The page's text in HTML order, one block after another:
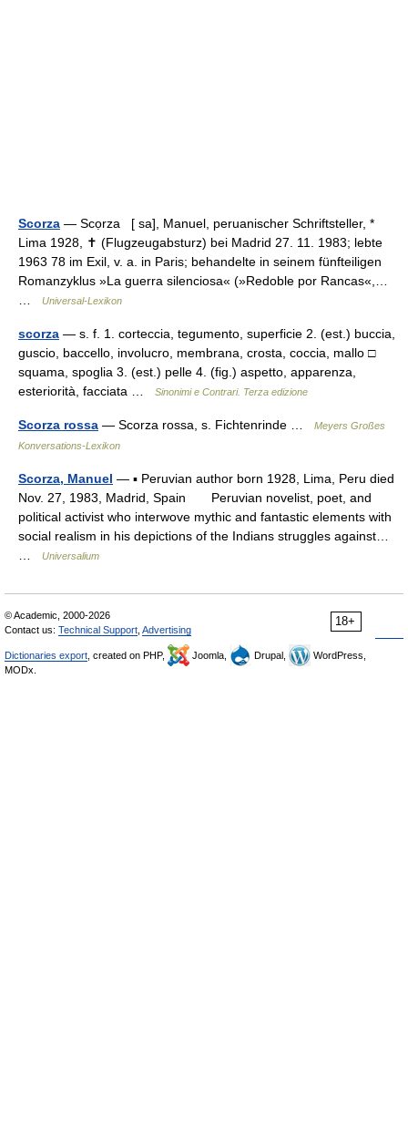
Scorza — Scọrza [ sa], Manuel, peruanischer Schriftsteller, *
Lima 1928, ✝ (Flugzeugabsturz) bei Madrid 27. 11. 1983; lebte
1963 78 im Exil, v. a. in Paris; behandelte in seinem fünfteiligen
Romanzyklus »La guerra silenciosa« (»Redoble por Rancas«,…
Universal-Lexikon
scorza — s. f. 1. corteccia, tegumento, superficie 2. (est.) buccia,
guscio, baccello, involucro, membrana, crosta, coccia, mallo □
squama, spoglia 3. (est.) pelle 4. (fig.) aspetto, apparenza,
esteriorità, facciata …
Sinonimi e Contrari. Terza edizione
Scorza rossa — Scorza rossa, s. Fichtenrinde …
Meyers Großes
Konversations-Lexikon
Scorza, Manuel — ▪ Peruvian author born 1928, Lima, Peru died
Nov. 27, 1983, Madrid, Spain Peruvian novelist, poet, and
political activist who interwove mythic and fantastic elements with
social realism in his depictions of the Indians struggles against…
Universalium
18+
© Academic, 2000-2026
Contact us: Technical Support Advertising
Dictionaries export , created on PHP, Joomla, Drupal,
WordPress,
MODx.